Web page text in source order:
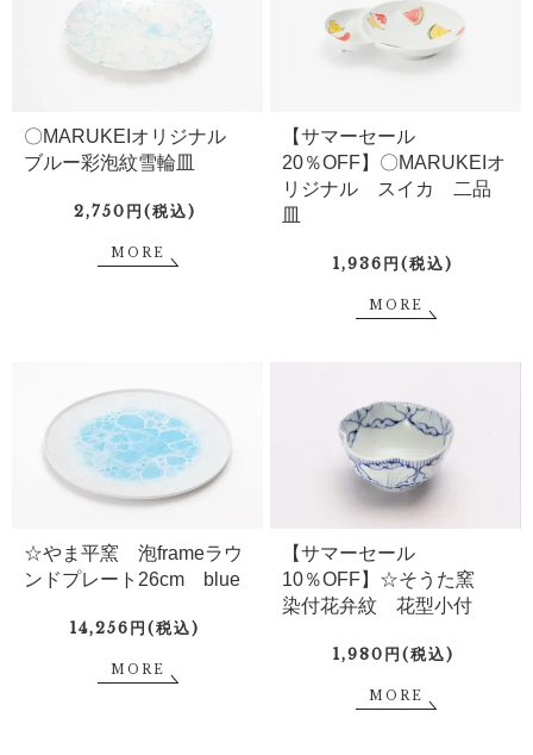
〇MARUKEIオリジナル
ブルー彩泡紋雪輪皿
2,750円(税込)
MORE
【サマーセール
20％OFF】〇MARUKEIオ
リジナル スイカ 二品
皿
1,936円(税込)
MORE
☆やま平窯 泡frameラウ
ンドプレート26cm blue
14,256円(税込)
MORE
【サマーセール
10％OFF】☆そうた窯
染付花弁紋 花型小付
1,980円(税込)
MORE